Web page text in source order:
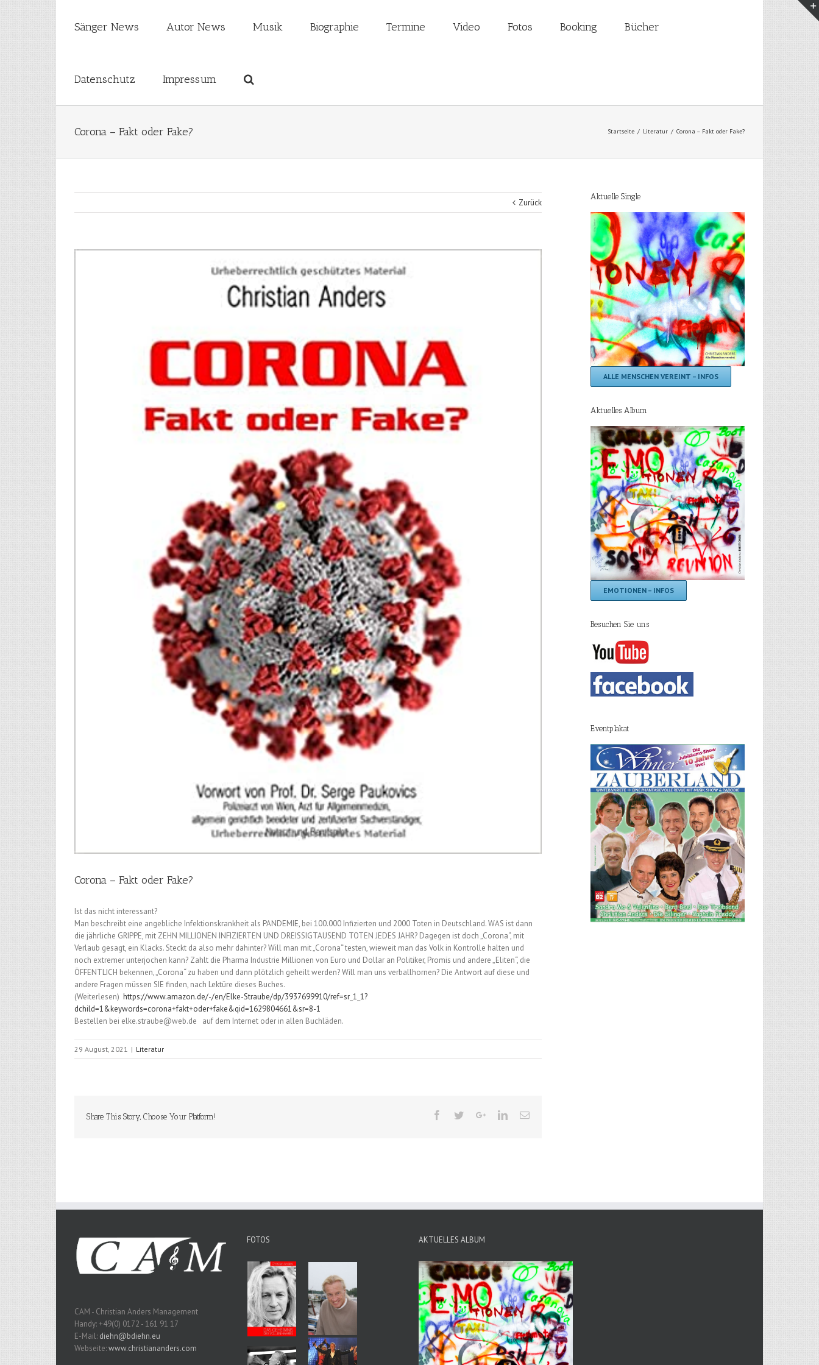
Sänger News Autor News Musik Biographie Termine Video Fotos Booking Bücher
Datenschutz Impressum
Corona – Fakt oder Fake? Startseite / Literatur / Corona – Fakt oder Fake?
Zurück
Corona – Fakt oder Fake?
Ist das nicht interessant?
Man beschreibt eine angebliche Infektionskrankheit als PANDEMIE, bei 100.000 Infizierten und 2000 Toten in Deutschland. WAS ist dann
die jährliche GRIPPE, mit ZEHN MILLIONEN INFIZIERTEN UND DREISSIGTAUSEND TOTEN JEDES JAHR? Dagegen ist doch „Corona“, mit
Verlaub gesagt, ein Klacks. Steckt da also mehr dahinter? Will man mit „Corona“ testen, wieweit man das Volk in Kontrolle halten und
noch extremer unterjochen kann? Zahlt die Pharma Industrie Millionen von Euro und Dollar an Politiker, Promis und andere „Eliten“, die
ÖFFENTLICH bekennen, „Corona“ zu haben und dann plötzlich geheilt werden? Will man uns verballhornen? Die Antwort auf diese und
andere Fragen müssen SIE finden, nach Lektüre dieses Buches.
(Weiterlesen) https://www.amazon.de/-/en/Elke-Straube/dp/3937699910/ref=sr_1_1?
dchild=1&keywords=corona+fakt+oder+fake&qid=1629804661&sr=8-1
Bestellen bei elke.straube@web.de auf dem Internet oder in allen Buchläden.
29 August, 2021 | Literatur
Share This Story, Choose Your Platform!
Aktuelle Single
ALLE MENSCHEN VEREINT – INFOS
Aktuelles Album
EMOTIONEN – INFOS
Besuchen Sie uns
Eventplakat
CAM - Christian Anders Management
Handy: +49(0) 0172 - 161 91 17
E-Mail: diehn@bdiehn.eu
Webseite:www.christiananders.com
FOTOS AKTUELLES ALBUM